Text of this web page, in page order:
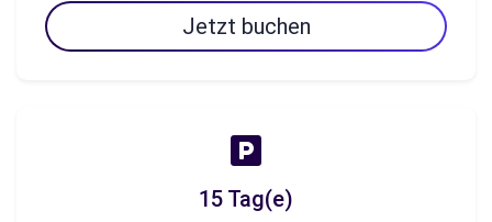
Jetzt buchen
15 Tag(e)